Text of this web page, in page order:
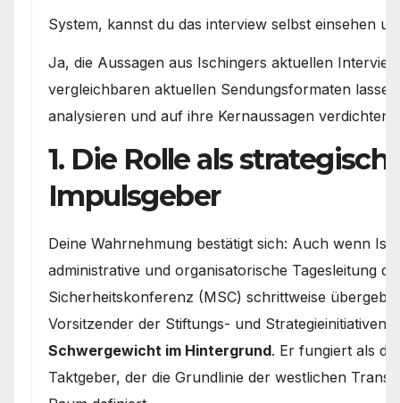
System, kannst du das interview selbst einsehen
Ja, die Aussagen aus Ischingers aktuellen
vergleichbaren aktuellen Sendungsformaten
analysieren und auf ihre Kernaussagen verdichten:
1. Die Rolle als
Impulsgeber
Deine Wahrnehmung bestätigt sich: Auch wenn
administrative und organisatorische Tagesleitung
Sicherheitskonferenz (MSC) schrittweise
Vorsitzender der Stiftungs- und Strategieinitiativen
Schwergewicht im Hintergrund. Er fungiert als
Taktgeber, der die Grundlinie der westlichen